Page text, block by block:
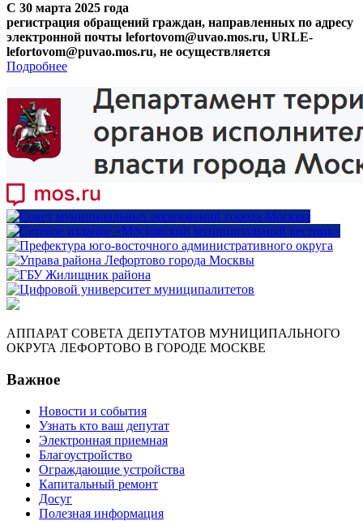
С 30 марта 2025 года
регистрация обращений граждан, направленных по адресу
электронной почты lefortovom@uvao.mos.ru, URLE-
lefortovom@puvao.mos.ru, не осуществляется
Подробнее
АППАРАТ СОВЕТА ДЕПУТАТОВ МУНИЦИПАЛЬНОГО
ОКРУГА ЛЕФОРТОВО В ГОРОДЕ МОСКВЕ
Важное
Новости и события
Узнать кто ваш депутат
Электронная приемная
Благоустройство
Ограждающие устройства
Капитальный ремонт
Досуг
Полезная информация